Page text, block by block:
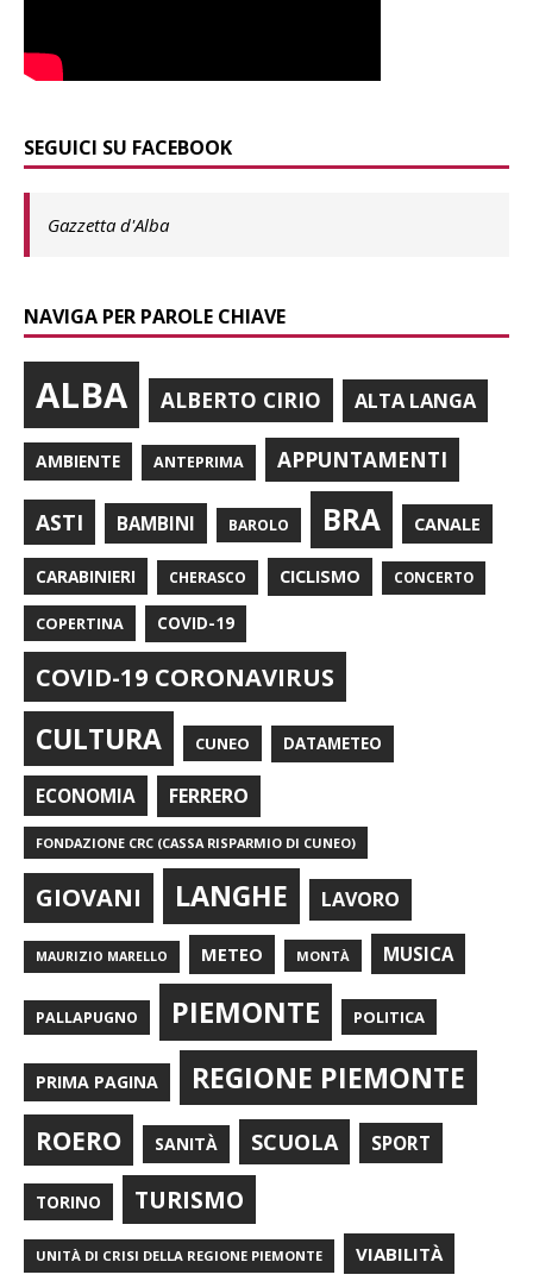
SEGUICI SU FACEBOOK
Gazzetta d'Alba
NAVIGA PER PAROLE CHIAVE
ALBA ALBERTO CIRIO ALTA LANGA
AMBIENTE ANTEPRIMA APPUNTAMENTI
ASTI BAMBINI BAROLO BRA CANALE
CARABINIERI CHERASCO CICLISMO CONCERTO
COPERTINA COVID-19
COVID-19 CORONAVIRUS
CULTURA CUNEO DATAMETEO
ECONOMIA FERRERO
FONDAZIONE CRC (CASSA RISPARMIO DI CUNEO)
GIOVANI LANGHE LAVORO
MAURIZIO MARELLO METEO MONTÀ MUSICA
PALLAPUGNO PIEMONTE POLITICA
PRIMA PAGINA REGIONE PIEMONTE
ROERO SANITÀ SCUOLA SPORT
TORINO TURISMO
UNITÀ DI CRISI DELLA REGIONE PIEMONTE VIABILITÀ